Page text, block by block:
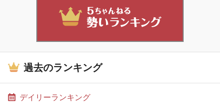
過去のランキング
デイリーランキング